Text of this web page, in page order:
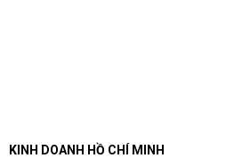
KINH DOANH HỒ CHÍ MINH